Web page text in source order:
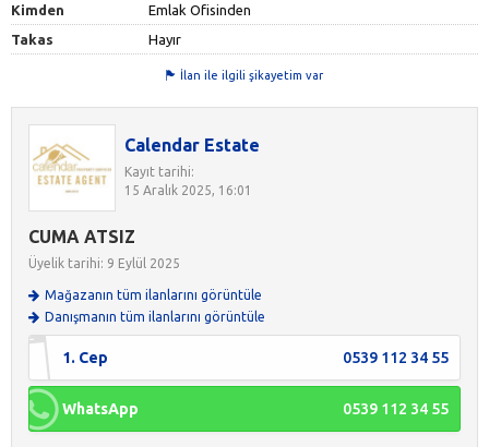
Kimden
Emlak Ofisinden
Takas
Hayır
İlan ile ilgili şikayetim var
Calendar Estate
Kayıt tarihi:
15 Aralık 2025, 16:01
CUMA ATSIZ
Üyelik tarihi: 9 Eylül 2025
Mağazanın tüm ilanlarını görüntüle
Danışmanın tüm ilanlarını görüntüle
1. Cep 0539 112 34 55
WhatsApp 0539 112 34 55